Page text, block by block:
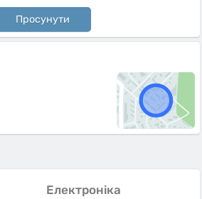
Просунути
Електроніка